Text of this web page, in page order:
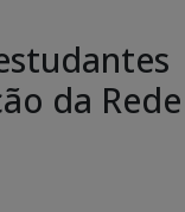
da Rede